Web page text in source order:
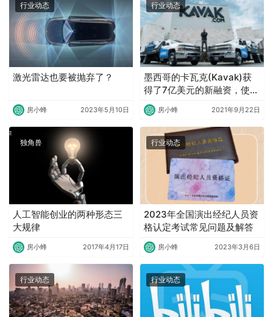
行业动态
激光雷达也要被抛弃了？
房小蜂 2023年5月10日
行业动态
墨西哥的卡瓦克(Kavak)获
得了7亿美元的新融资，使其
估值翻番达到87亿美元
房小蜂 2021年9月22日
独角兽
人工智能创业的两种形态三
大规律
房小蜂 2017年4月17日
行业动态
2023年全国演出经纪人员资
格认定考试常见问题及解答
房小蜂 2023年3月6日
行业动态 行业动态